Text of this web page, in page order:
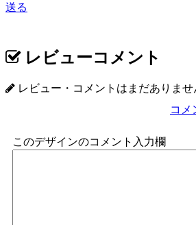
送る
レビューコメント
レビュー・コメントはまだありませ
コメ
このデザインのコメント入力欄